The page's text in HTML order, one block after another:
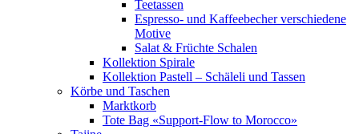
Teetassen
Espresso- und Kaffeebecher verschiedene
Motive
Salat & Früchte Schalen
Kollektion Spirale
Kollektion Pastell – Schäleli und Tassen
Körbe und Taschen
Marktkorb
Tote Bag «Support-Flow to Morocco»